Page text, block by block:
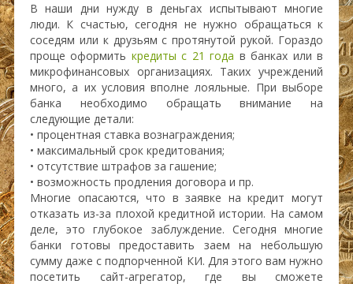
В наши дни нужду в деньгах испытывают многие
люди. К счастью, сегодня не нужно обращаться к
соседям или к друзьям с протянутой рукой. Гораздо
проще оформить кредиты с 21 года в банках или в
микрофинансовых организациях. Таких учреждений
много, а их условия вполне лояльные. При выборе
банка необходимо обращать внимание на
следующие детали:
• процентная ставка вознаграждения;
• максимальный срок кредитования;
• отсутствие штрафов за гашение;
• возможность продления договора и пр.
Многие опасаются, что в заявке на кредит могут
отказать из-за плохой кредитной истории. На самом
деле, это глубокое заблуждение. Сегодня многие
банки готовы предоставить заем на небольшую
сумму даже с подпорченной КИ. Для этого вам нужно
посетить сайт-агрегатор, где вы сможете